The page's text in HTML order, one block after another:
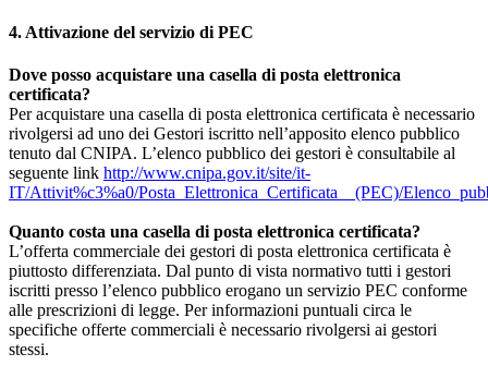
4. Attivazione del servizio di PEC
Dove posso acquistare una casella di posta elettronica
certificata?
Per acquistare una casella di posta elettronica certificata è necessario
rivolgersi ad uno dei Gestori iscritto nell’apposito elenco pubblico
tenuto dal CNIPA. L’elenco pubblico dei gestori è consultabile al
seguente link http://www.cnipa.gov.it/site/it-
IT/Attivit%c3%a0/Posta_Elettronica_Certificata__(PEC)/
Quanto costa una casella di posta elettronica certificata?
L’offerta commerciale dei gestori di posta elettronica certificata è
piuttosto differenziata. Dal punto di vista normativo tutti i gestori
iscritti presso l’elenco pubblico erogano un servizio PEC conforme
alle prescrizioni di legge. Per informazioni puntuali circa le
specifiche offerte commerciali è necessario rivolgersi ai gestori
stessi.